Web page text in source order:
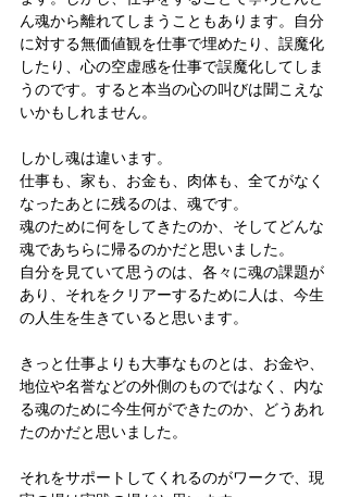
ん魂から離れてしまうこともあります。自分
に対する無価値観を仕事で埋めたり、誤魔化
したり、心の空虚感を仕事で誤魔化してしま
うのです。すると本当の心の叫びは聞こえな
いかもしれません。
しかし魂は違います。
仕事も、家も、お金も、肉体も、全てがなく
なったあとに残るのは、魂です。
魂のために何をしてきたのか、そしてどんな
魂であちらに帰るのかだと思いました。
自分を見ていて思うのは、各々に魂の課題が
あり、それをクリアーするために人は、今生
の人生を生きていると思います。
きっと仕事よりも大事なものとは、お金や、
地位や名誉などの外側のものではなく、内な
る魂のために今生何ができたのか、どうあれ
たのかだと思いました。
それをサポートしてくれるのがワークで、現